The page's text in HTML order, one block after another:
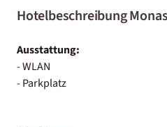
Hotelbeschreibung
Ausstattung:
- WLAN
- Parkplatz